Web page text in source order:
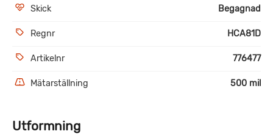
Skick Begagnad
Regnr HCA81D
Artikelnr 776477
Mätarställning 500 mil
Utformning